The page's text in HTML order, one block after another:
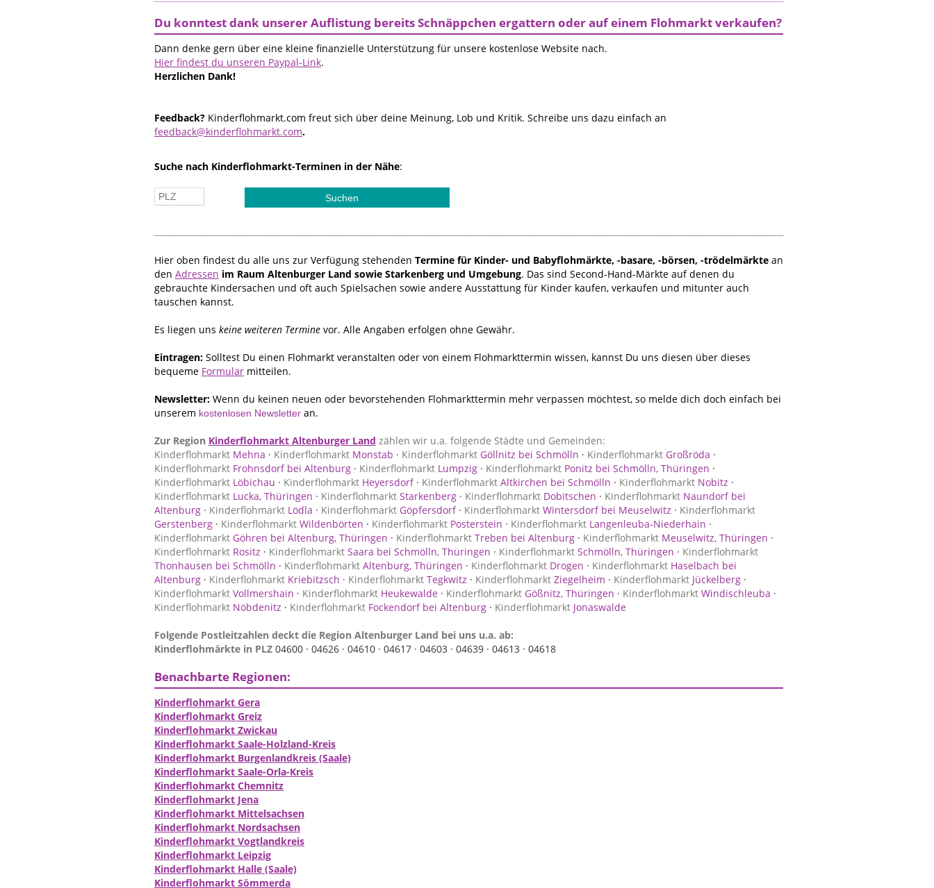
Du konntest dank unserer Auflistung bereits Schnäppchen ergattern oder auf einem Flohmarkt verkaufen?
Dann denke gern über eine kleine finanzielle Unterstützung für unsere kostenlose Website nach.
Hier findest du unseren Paypal-Link.
Herzlichen Dank!
Feedback? Kinderflohmarkt.com freut sich über deine Meinung, Lob und Kritik. Schreibe uns dazu einfach an
feedback@kinderflohmarkt.com.
Suche nach Kinderflohmarkt-Terminen in der Nähe:
Hier oben findest du alle uns zur Verfügung stehenden Termine für Kinder- und Babyflohmärkte, -basare, -börsen, -trödelmärkte an
den Adressen im Raum Altenburger Land sowie Starkenberg und Umgebung. Das sind Second-Hand-Märkte auf denen du
gebrauchte Kindersachen und oft auch Spielsachen sowie andere Ausstattung für Kinder kaufen, verkaufen und mitunter auch
tauschen kannst.
Es liegen uns keine weiteren Termine vor. Alle Angaben erfolgen ohne Gewähr.
Eintragen: Solltest Du einen Flohmarkt veranstalten oder von einem Flohmarkttermin wissen, kannst Du uns diesen über dieses
bequeme Formular mitteilen.
Newsletter: Wenn du keinen neuen oder bevorstehenden Flohmarkttermin mehr verpassen möchtest, so melde dich doch einfach bei
unserem kostenlosen Newsletter an.
Zur Region Kinderflohmarkt Altenburger Land zählen wir u.a. folgende Städte und Gemeinden:
Kinderflohmarkt Mehna · Kinderflohmarkt Monstab · Kinderflohmarkt Göllnitz bei Schmölln · Kinderflohmarkt Großröda ·
Kinderflohmarkt Frohnsdorf bei Altenburg · Kinderflohmarkt Lumpzig · Kinderflohmarkt Ponitz bei Schmölln, Thüringen ·
Kinderflohmarkt Löbichau · Kinderflohmarkt Heyersdorf· Kinderflohmarkt Altkirchen bei Schmölln · Kinderflohmarkt Nobitz ·
Kinderflohmarkt Lucka, Thüringen · Kinderflohmarkt Starkenberg · Kinderflohmarkt Dobitschen · Kinderflohmarkt Naundorf bei
Altenburg · Kinderflohmarkt Lödla · Kinderflohmarkt Göpfersdorf· Kinderflohmarkt Wintersdorf bei Meuselwitz · Kinderflohmarkt
Gerstenberg · Kinderflohmarkt Wildenbörten · Kinderflohmarkt Posterstein · Kinderflohmarkt Langenleuba-Niederhain ·
Kinderflohmarkt Göhren bei Altenburg, Thüringen · Kinderflohmarkt Treben bei Altenburg · Kinderflohmarkt Meuselwitz, Thüringen ·
Kinderflohmarkt Rositz · Kinderflohmarkt Saara bei Schmölln, Thüringen · Kinderflohmarkt Schmölln, Thüringen · Kinderflohmarkt
Thonhausen bei Schmölln · Kinderflohmarkt Altenburg, Thüringen · Kinderflohmarkt Drogen · Kinderflohmarkt Haselbach bei
Altenburg · Kinderflohmarkt Kriebitzsch · Kinderflohmarkt Tegkwitz · Kinderflohmarkt Ziegelheim · Kinderflohmarkt Jückelberg ·
Kinderflohmarkt Vollmershain · Kinderflohmarkt Heukewalde · Kinderflohmarkt Gößnitz, Thüringen · Kinderflohmarkt Windischleuba ·
Kinderflohmarkt Nöbdenitz · Kinderflohmarkt Fockendorf bei Altenburg · Kinderflohmarkt Jonaswalde
Folgende Postleitzahlen deckt die Region Altenburger Land bei uns u.a. ab:
Kinderflohmärkte in PLZ 04600 · 04626 · 04610 · 04617 · 04603 · 04639 · 04613 · 04618
Benachbarte Regionen:
Kinderflohmarkt Gera
Kinderflohmarkt Greiz
Kinderflohmarkt Zwickau
Kinderflohmarkt Saale-Holzland-Kreis
Kinderflohmarkt Burgenlandkreis (Saale)
Kinderflohmarkt Saale-Orla-Kreis
Kinderflohmarkt Chemnitz
Kinderflohmarkt Jena
Kinderflohmarkt Mittelsachsen
Kinderflohmarkt Nordsachsen
Kinderflohmarkt Vogtlandkreis
Kinderflohmarkt Leipzig
Kinderflohmarkt Halle (Saale)
Kinderflohmarkt Sömmerda